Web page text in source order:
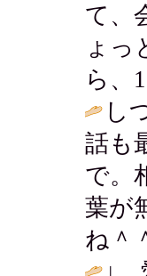
て、
ょっ
ら、
し
話も
で。
葉が
ね＾